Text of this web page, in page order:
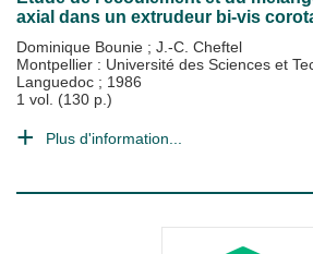
axial dans un extrudeur bi-vis
Dominique Bounie ; J.-C. Cheftel
Montpellier : Université des Sciences et
Languedoc ; 1986
1 vol. (130 p.)
Plus d'information...